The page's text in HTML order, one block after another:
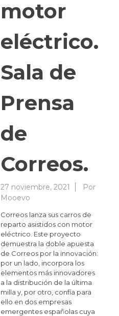
motor
eléctrico.
Sala de
Prensa
de
Correos.
27 noviembre, 2021
Por
Mooevo
Correos lanza sus carros de
reparto asistidos con motor
eléctrico. Este proyecto
demuestra la doble apuesta
de Correos por la innovación:
por un lado, incorpora los
elementos más innovadores
a la distribución de la última
milla y, por otro, confía para
ello en dos empresas
emergentes españolas cuya